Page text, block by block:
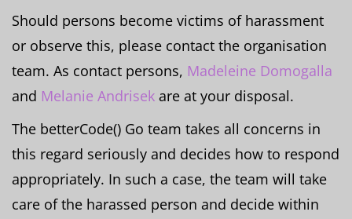
Should persons become victims of harassment
or observe this, please contact the organisation
team. As contact persons, Madeleine Domogalla
and Melanie Andrisek are at your disposal.
The betterCode() Go team takes all concerns in
this regard seriously and decides how to respond
appropriately. In such a case, the team will take
care of the harassed person and decide within